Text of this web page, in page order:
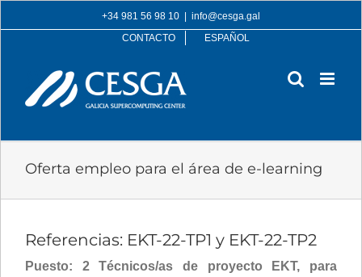
to
+34 981 56 98 10
info@cesga.gal
CONTACTO
ESPAÑOL
Oferta empleo para el área de e-learning
Referencias: EKT-22-TP1 y EKT-22-TP2
Puesto: 2 Técnicos/as de proyecto EKT, para